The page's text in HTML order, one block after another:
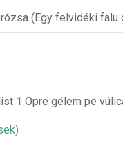
(Egy felvidéki
1 Opre gélem pe